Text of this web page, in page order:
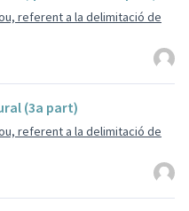
referent a la delimitació de
(3a part)
referent a la delimitació de